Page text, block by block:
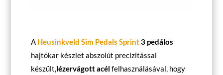
A Heusinkveld Sim Pedals Sprint3 pedálos
hajtókar készlet abszolút precizitással
készült,lézervágott acél felhasználásával, hogy